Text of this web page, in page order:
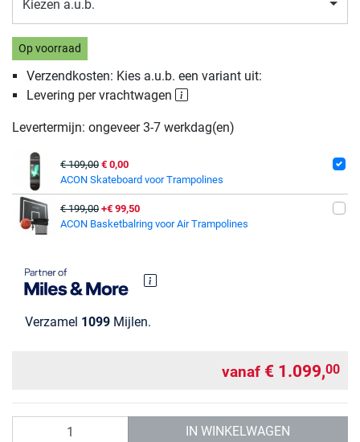
Kiezen a.u.b.
Op voorraad
Verzendkosten: Kies a.u.b. een variant uit:
Levering per vrachtwagen
Levertermijn: ongeveer 3-7 werkdag(en)
€ 109,00 € 0,00
ACON Skateboard voor Trampolines
€ 199,00 +€ 99,50
ACON Basketbalring voor Air Trampolines
Verzamel 1099 Mijlen.
vanaf € 1.099,00
IN WINKELWAGEN